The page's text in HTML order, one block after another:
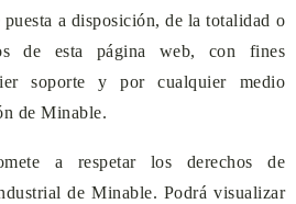
a disposición, de la totalidad o
de esta página web, con fines
soporte y por cualquier medio
de Minable.
a respetar los derechos de
deMinable. Podrá visualizar